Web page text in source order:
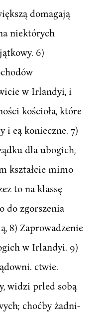
domagają
niektórych
6)
w Irlandyi, i
kościoła, które
i eą konieczne. 7)
dla ubogich,
kształcie mimo
to na klassę
do zgorszenia
8) Zaprowadzenie
w Irlandyi. 9)
ctwie.
widzi prled sobą
choćby żadni-